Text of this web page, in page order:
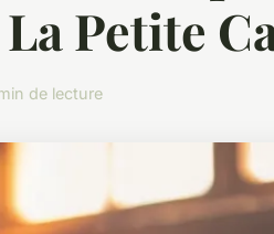
Petite
de lecture